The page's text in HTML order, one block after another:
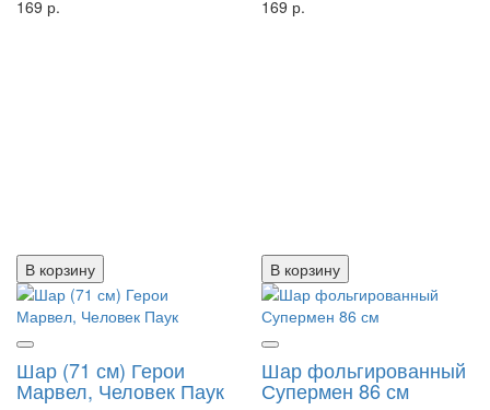
169 р.
В корзину
169 р.
В корзину
Шар (71 см) Герои
Марвел, Человек Паук
Шар фольгированный
Супермен 86 см